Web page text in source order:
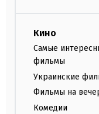
Кино
Самые
фильмы
Украинские
Фильмы на
Комедии